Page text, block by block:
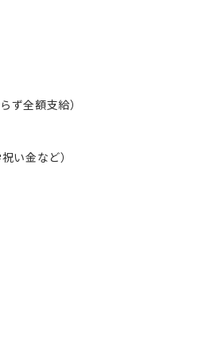
ず全額支給）
い金など）